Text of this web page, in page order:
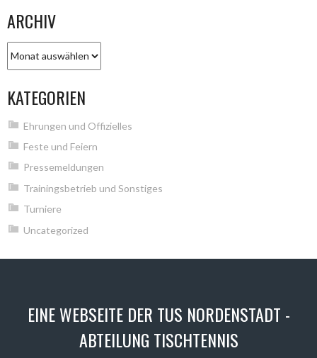
ARCHIV
KATEGORIEN
Ehrungen und Offizielles
Feste und Feiern
Pressemeldungen
Trainingsbetrieb und Sonstiges
Turniere
Uncategorized
EINE WEBSEITE DER TUS NORDENSTADT -
ABTEILUNG TISCHTENNIS